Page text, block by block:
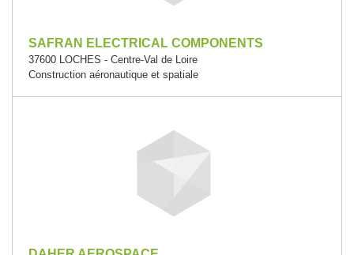
SAFRAN ELECTRICAL COMPONENTS
37600 LOCHES - Centre-Val de Loire
Construction aéronautique et spatiale